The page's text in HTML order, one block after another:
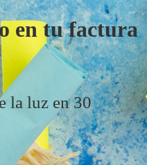
en tu factura
la luz en 30